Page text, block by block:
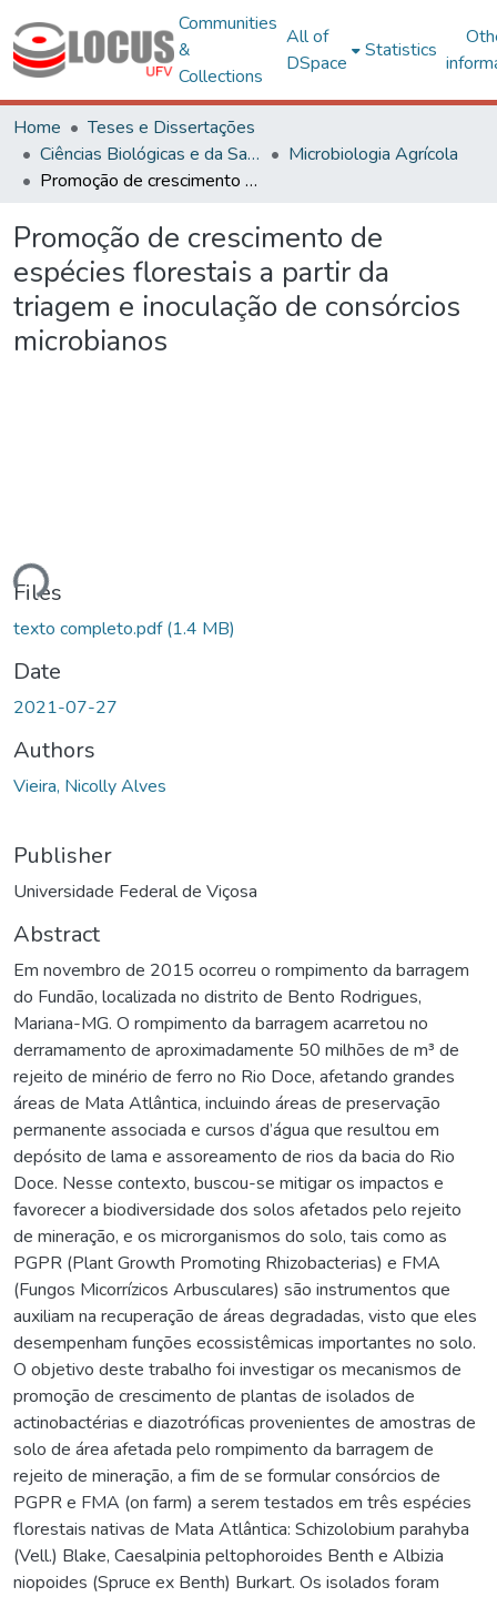
Communities
&
Collections
All of
DSpace
Statistics
Home
Teses e Dissertações
Ciências Biológicas e da Saúde
Microbiologia Agrícola
Promoção de crescimento de espécies florestais a partir da triagem e inoculação de consórcios microbianos
Promoção de crescimento de
espécies florestais a partir da
triagem e inoculação de consórcios
microbianos
Loading...
Files
texto completo.pdf(1.4 MB)
Date
2021-07-27
Authors
Vieira, Nicolly Alves
Publisher
Universidade Federal de Viçosa
Abstract
Em novembro de 2015 ocorreu o rompimento da barragem
do Fundão, localizada no distrito de Bento Rodrigues,
Mariana-MG. O rompimento da barragem acarretou no
derramamento de aproximadamente 50 milhões de m³ de
rejeito de minério de ferro no Rio Doce, afetando grandes
áreas de Mata Atlântica, incluindo áreas de preservação
permanente associada e cursos d’água que resultou em
depósito de lama e assoreamento de rios da bacia do Rio
Doce. Nesse contexto, buscou-se mitigar os impactos e
favorecer a biodiversidade dos solos afetados pelo rejeito
de mineração, e os microrganismos do solo, tais como as
PGPR (Plant Growth Promoting Rhizobacterias) e FMA
(Fungos Micorrízicos Arbusculares) são instrumentos que
auxiliam na recuperação de áreas degradadas, visto que eles
desempenham funções ecossistêmicas importantes no solo.
O objetivo deste trabalho foi investigar os mecanismos de
promoção de crescimento de plantas de isolados de
actinobactérias e diazotróficas provenientes de amostras de
solo de área afetada pelo rompimento da barragem de
rejeito de mineração, a fim de se formular consórcios de
PGPR e FMA (on farm) a serem testados em três espécies
florestais nativas de Mata Atlântica: Schizolobium parahyba
(Vell.) Blake, Caesalpinia peltophoroides Benth e Albizia
niopoides (Spruce ex Benth) Burkart. Os isolados foram